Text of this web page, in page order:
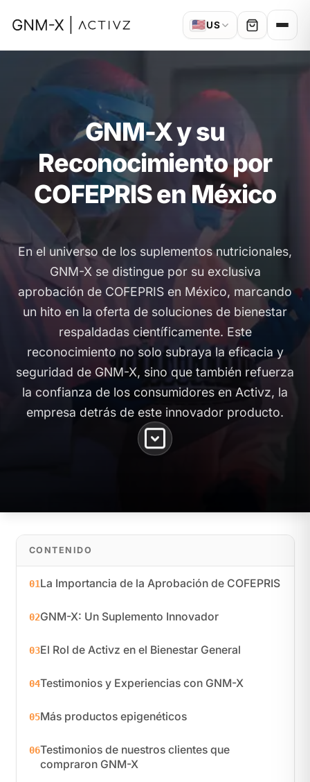
🇺🇸US
GNM-X y su
Reconocimiento por
COFEPRIS en México
En el universo de los suplementos nutricionales,
GNM-X se distingue por su exclusiva
aprobación de COFEPRIS en México, marcando
un hito en la oferta de soluciones de bienestar
respaldadas científicamente. Este
reconocimiento no solo subraya la eficacia y
seguridad de GNM-X, sino que también refuerza
la confianza de los consumidores en Activz, la
empresa detrás de este innovador producto.
CONTENIDO
01La Importancia de la Aprobación de COFEPRIS
02GNM-X: Un Suplemento Innovador
03El Rol de Activz en el Bienestar General
04Testimonios y Experiencias con GNM-X
05Más productos epigenéticos
06Testimonios de nuestros clientes que
compraron GNM-X